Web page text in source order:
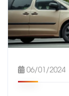
06/01/2024